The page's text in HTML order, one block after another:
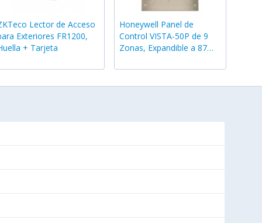
Lector de Acceso
Exteriores FR1200,
+ Tarjeta
Honeywell Panel de
Control VISTA-50P de 9
Zonas, Expandible a 87